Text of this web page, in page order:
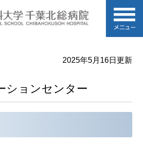
2025年5月16日更新
ションセンター